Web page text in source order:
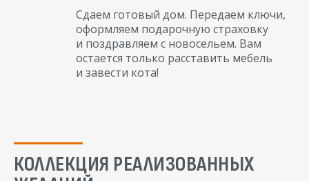
Сдаем готовый дом. Передаем ключи,
оформляем подарочную страховку
и поздравляем с новосельем. Вам
остается только расставить мебель
и завести кота!
КОЛЛЕКЦИЯ РЕАЛИЗОВАННЫХ